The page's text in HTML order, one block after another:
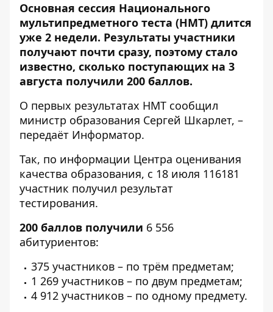
Основная сессия Национального
мультипредметного теста (НМТ) длится
уже 2 недели. Результаты участники
получают почти сразу, поэтому стало
известно, сколько поступающих на 3
августа получили 200 баллов.
О первых результатах НМТ сообщил
министр образования Сергей Шкарлет, –
передаёт Информатор.
Так, по информации Центра оценивания
качества образования, с 18 июля 116181
участник получил результат
тестирования.
200 баллов получили 6 556
абитуриентов:
375 участников – по трём предметам;
1 269 участников – по двум предметам;
4 912 участников – по одному предмету.